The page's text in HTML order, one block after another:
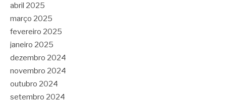
abril 2025
março 2025
fevereiro 2025
janeiro 2025
dezembro 2024
novembro 2024
outubro 2024
setembro 2024